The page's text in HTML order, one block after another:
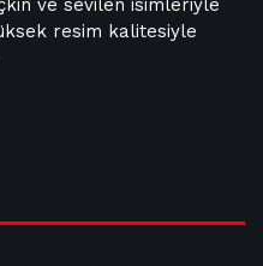
ve sevilen isimleriyle
resim kalitesiyle